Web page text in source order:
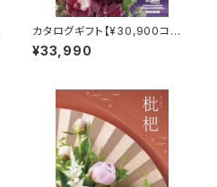
カタログギフト【¥30,900コー
ス】菖蒲
¥33,990